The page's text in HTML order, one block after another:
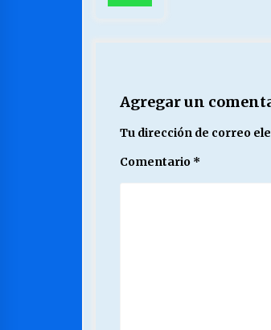
Agregar un
Tu dirección de correo
Comentario *